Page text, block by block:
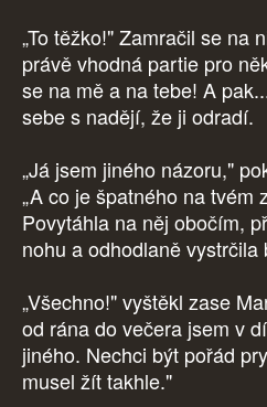
„To těžko!" Zamračil se na
právě vhodná partie pro
se na mě a na tebe! A
sebe s nadějí, že ji odradí.
„Já jsem jiného názoru,"
„A co je špatného na tvém
Povytáhla na něj obočím,
nohu a odhodlaně vystrčila
„Všechno!" vyštěkl zase
od rána do večera jsem v
jiného. Nechci být pořád
musel žít takhle."